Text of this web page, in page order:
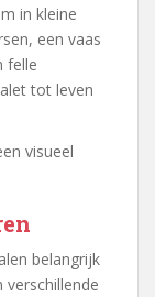
in kleine
een vaas
felle
tot leven
visueel
belangrijk
verschillende